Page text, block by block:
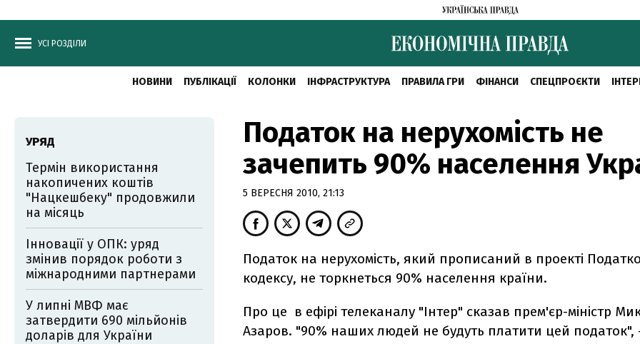
УСІ РОЗДІЛИ
НОВИНИ ПУБЛІКАЦІЇ КОЛОНКИ ІНФРАСТРУКТУРА ПРАВИЛА ГРИ ФІНАНСИ СПЕЦПРОЄКТИ
Податок на нерухомість не
зачепить 90% населення
5 ВЕРЕСНЯ 2010, 21:13
Податок на нерухомість, який прописаний в проекті
кодексу, не торкнеться 90% населення країни.
Про це в ефірі телеканалу "Інтер" сказав прем'єр-міністр
Азаров. "90% наших людей не будуть платити цей податок",
УРЯД
Термін використання
накопичених коштів
"Нацкешбеку" продовжили
на місяць
Інновації у ОПК: уряд
змінив порядок роботи з
міжнародними партнерами
У липні МВФ має
затвердити 690 мільйонів
доларів для України